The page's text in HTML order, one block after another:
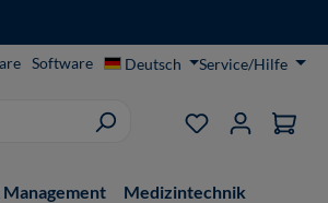
Software Deutsch Service/Hilfe
Du hast 0
Medizintechnik